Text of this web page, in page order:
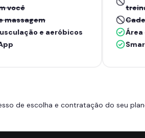
você
massagem
e aeróbicos
Área
de escolha e contratação do seu